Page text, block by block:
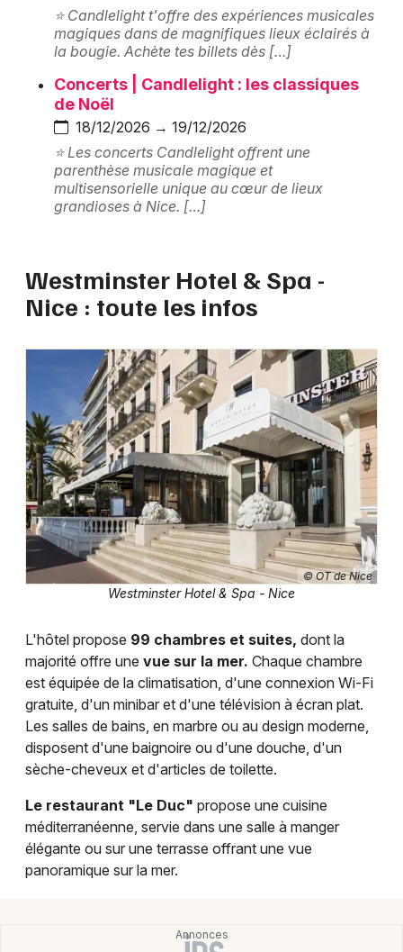
Newsletter des sorties
Artistes en tournée
Actus à Nice
06 - Alpes-Maritimes
Choisir mes départements
Mon email
Je m'abonne
⭐ Candlelight t'offre des expériences musicales
magiques dans de magnifiques lieux éclairés à
la bougie. Achète tes billets dès […]
Concerts | Candlelight : les classiques
de Noël
18/12/2026 → 19/12/2026
⭐ Les concerts Candlelight offrent une
parenthèse musicale magique et
multisensorielle unique au cœur de lieux
grandioses à Nice. […]
Westminster Hotel & Spa -
Nice : toute les infos
© OT de Nice
Westminster Hotel & Spa - Nice
L'hôtel propose 99 chambres et suites, dont la
majorité offre une vue sur la mer. Chaque chambre
est équipée de la climatisation, d'une connexion Wi-Fi
gratuite, d'un minibar et d'une télévision à écran plat.
Les salles de bains, en marbre ou au design moderne,
disposent d'une baignoire ou d'une douche, d'un
sèche-cheveux et d'articles de toilette.
Le restaurant "Le Duc" propose une cuisine
méditerranéenne, servie dans une salle à manger
élégante ou sur une terrasse offrant une vue
panoramique sur la mer.